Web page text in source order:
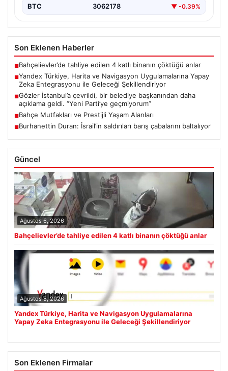
BTC 3062178 ▼ -0.39%
Son Eklenen Haberler
■Bahçelievler’de tahliye edilen 4 katlı binanın çöktüğü anlar
■Yandex Türkiye, Harita ve Navigasyon Uygulamalarına Yapay
Zeka Entegrasyonu ile Geleceği Şekillendiriyor
■Gözler İstanbul’a çevrildi, bir belediye başkanından daha
açıklama geldi. “Yeni Parti’ye geçmiyorum”
■Bahçe Mutfakları ve Prestijli Yaşam Alanları
■Burhanettin Duran: İsrail’in saldırıları barış çabalarını baltalıyor
Güncel
Ağustos 6, 2026
Bahçelievler’de tahliye edilen 4 katlı binanın çöktüğü anlar
Ağustos 5, 2026
Yandex Türkiye, Harita ve Navigasyon Uygulamalarına
Yapay Zeka Entegrasyonu ile Geleceği Şekillendiriyor
Son Eklenen Firmalar